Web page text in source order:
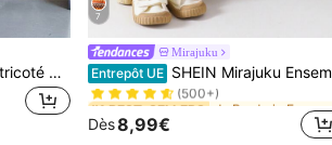
SHEIN 2 pièces Ensemble tricoté pour jeune garçon, style décontracté universitaire, confortable, col rond, manches courtes, t-shirt et pantalon long, ensemble noir, ensemble t-shirt, Top basique, bas basique, ensemble Y2K, printemps/été
7
Mirajuku
Entrepôt UE SHEIN Mirajuku Ensemble chemise à manches courtes et shorts pour jeune garçon, tenue t-shirt mode été
#1 BEST-SELLERS
(500+)
#1 BEST-SELLERS
#1 BEST-SELLERS
#1 BEST-SELLERS
de Broderie Ensembles pour jeunes garçons
Dès8,99€